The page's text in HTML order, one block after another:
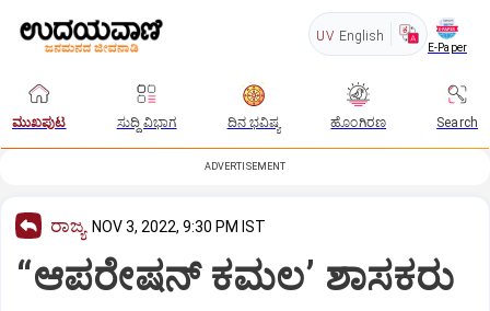
UV English
E-Paper
ಮುಖಪುಟ ಸುದ್ದಿ ವಿಭಾಗ ದಿನ ಭವಿಷ್ಯ ಹೊಂಗಿರಣ Search
ADVERTISEMENT
ರಾಜ್ಯ NOV 3, 2022, 9:30 PM IST
“ಆಪರೇಷನ್‌ ಕಮಲ’ ಶಾಸಕರು